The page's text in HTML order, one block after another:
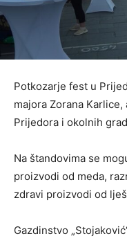
Potkozarje fest u
majora Zorana
Prijedora i okolnih
Na štandovima se
proizvodi od meda,
zdravi proizvodi od
Gazdinstvo